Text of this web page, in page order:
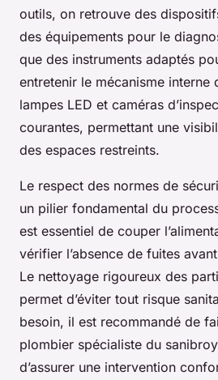
outils, on retrouve des
des équipements pour le
que des instruments adaptés
entretenir le mécanisme interne
lampes LED et caméras
courantes, permettant une
des espaces restreints.
Le respect des normes de
un pilier fondamental du
est essentiel de couper
vérifier l’absence de fuites
Le nettoyage rigoureux des
permet d’éviter tout risque
besoin, il est recommandé de
plombier spécialiste du
d’assurer une intervention